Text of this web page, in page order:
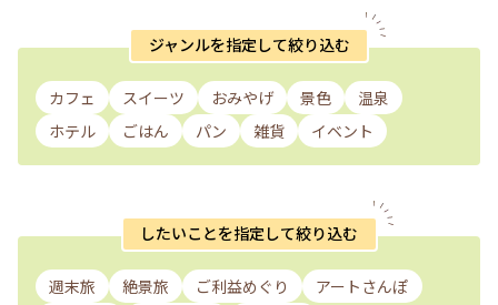
ジャンルを指定して絞り込む
カフェ スイーツ おみやげ 景色
温泉
ホテル
ごはん パン 雑貨 イベント
したいことを指定して絞り込む
週末旅 絶景旅 ご利益めぐり
アートさんぽ